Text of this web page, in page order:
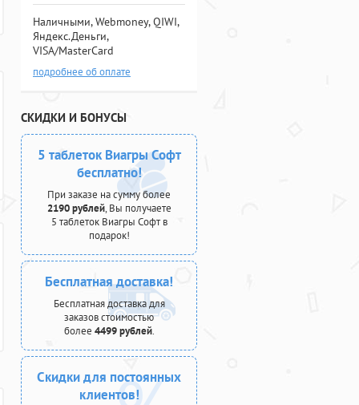
Наличными, Webmoney, QIWI,
Яндекс.Деньги,
VISA/MasterCard
подробнее об оплате
СКИДКИ И БОНУСЫ
5 таблеток Виагры Софт
бесплатно!
При заказе на сумму более
2190 рублей, Вы получаете
5 таблеток Виагры Софт в
подарок!
Бесплатная доставка!
Бесплатная доставка для
заказов стоимостью
более 4499 рублей.
Скидки для постоянных
клиентов!